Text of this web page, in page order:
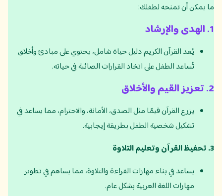
ما يمكن أن تمنحه لطفلك:
1. الهدى والإرشاد
يُعد القرآن الكريم دليل حياة شامل، يحتوي على مبادئ وأخلاق
تُساعد الطفل على اتخاذ القرارات الصائبة في حياته.
2. تعزيز القيم والأخلاق
يزرع القرآن قيمًا مثل الصدق، الأمانة، والاحترام، مما يساعد في
تشكيل شخصية الطفل بطريقة إيجابية.
3. تحفيظ القرآن وتعليم التلاوة
يساعد في بناء مهارات القراءة والتلاوة، مما يساهم في تطوير
مهارات اللغة العربية بشكل عام.